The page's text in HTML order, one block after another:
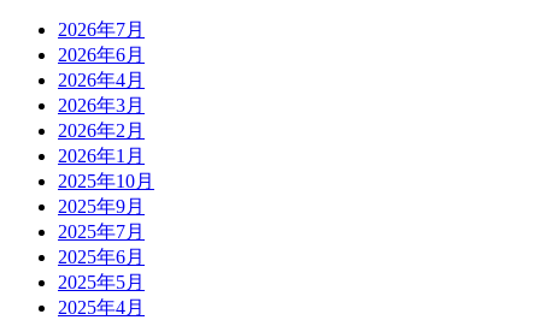
2026年7月
2026年6月
2026年4月
2026年3月
2026年2月
2026年1月
2025年10月
2025年9月
2025年7月
2025年6月
2025年5月
2025年4月